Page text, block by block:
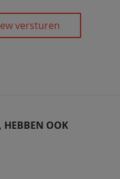
versturen
HEBBEN OOK